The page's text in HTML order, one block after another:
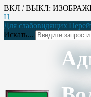
ВКЛ / ВЫКЛ:
Ц
Для слабовидящих
Искать...